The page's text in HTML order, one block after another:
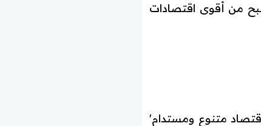
من أقوى اقتصادات
متنوع ومستدام'